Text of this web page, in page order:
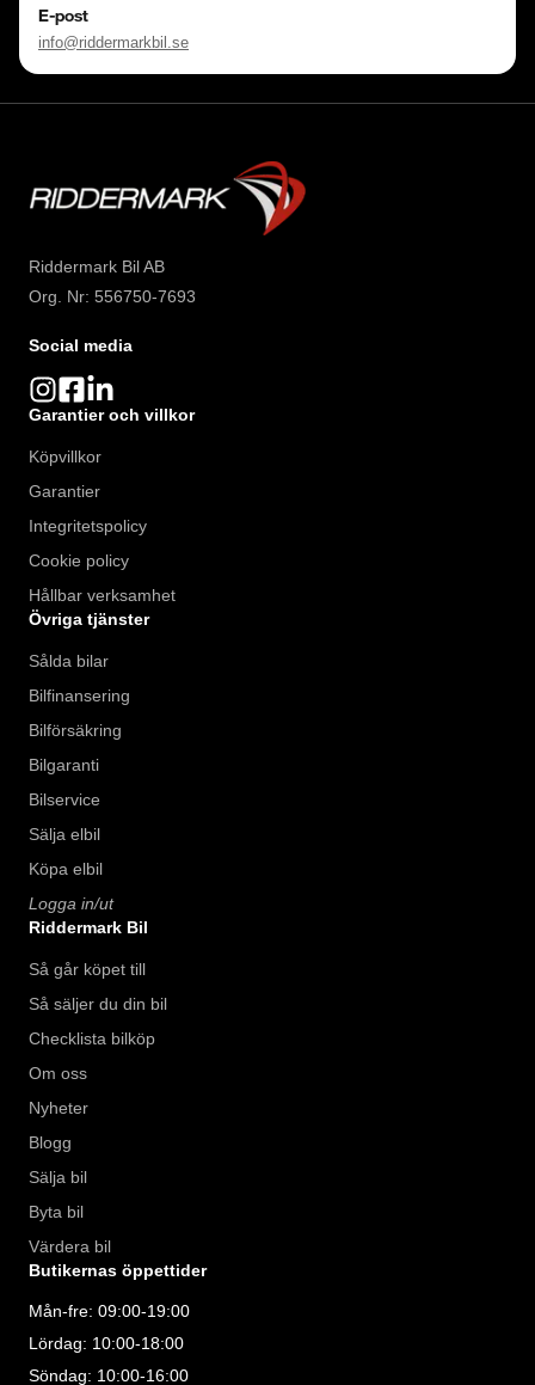
E-post
info@riddermarkbil.se
Riddermark Bil AB
Org. Nr: 556750-7693
Social media
Garantier och villkor
Köpvillkor
Garantier
Integritetspolicy
Cookie policy
Hållbar verksamhet
Övriga tjänster
Sålda bilar
Bilfinansering
Bilförsäkring
Bilgaranti
Bilservice
Sälja elbil
Köpa elbil
Logga in/ut
Riddermark Bil
Så går köpet till
Så säljer du din bil
Checklista bilköp
Om oss
Nyheter
Blogg
Sälja bil
Byta bil
Värdera bil
Butikernas öppettider
Mån-fre: 09:00-19:00
Lördag: 10:00-18:00
Söndag: 10:00-16:00